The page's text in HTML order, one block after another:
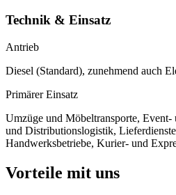
Technik & Einsatz
Antrieb
Diesel (Standard), zunehmend auch
Primärer Einsatz
Umzüge und Möbeltransporte,
und Distributionslogistik,
Handwerksbetriebe, Kurier- und
Vorteile mit uns